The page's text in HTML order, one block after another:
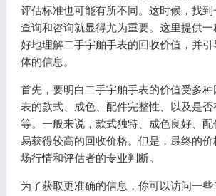
评估标准也可能有所不同。这时候，找
查询和咨询就显得尤为重要。这里提供
好地理解二手宇舶手表的回收价值，并
体的信息。
首先，要明白二手宇舶手表的价值受多
表的款式、成色、配件完整性、以及是否
等。一般来说，款式独特、成色良好、
易获得较高的回收价格。但是，最终的
场行情和评估者的专业判断。
为了获取更准确的信息，你可以访问一